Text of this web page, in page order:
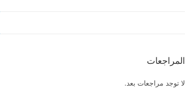
المراجعات
لا توجد مراجعات بعد.